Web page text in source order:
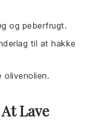
og peberfrugt.
til at hakke
olivenolien.
Lave